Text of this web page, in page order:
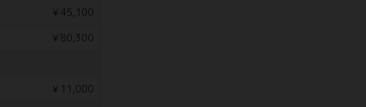
￥45,100
￥80,300
￥11,000